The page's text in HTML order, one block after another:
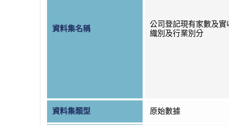
資料集名稱
公司登記現有家數及實
織別及行業別分
資料集類型 原始數據